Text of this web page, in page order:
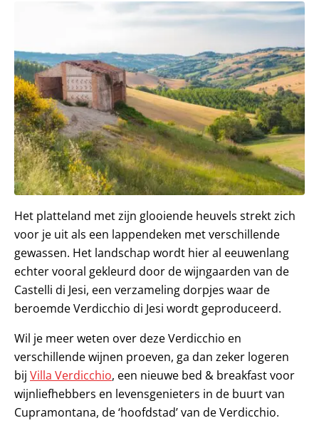
Het platteland met zijn glooiende heuvels strekt zich
voor je uit als een lappendeken met verschillende
gewassen. Het landschap wordt hier al eeuwenlang
echter vooral gekleurd door de wijngaarden van de
Castelli di Jesi, een verzameling dorpjes waar de
beroemde Verdicchio di Jesi wordt geproduceerd.
Wil je meer weten over deze Verdicchio en
verschillende wijnen proeven, ga dan zeker logeren
bij Villa Verdicchio, een nieuwe bed & breakfast voor
wijnliefhebbers en levensgenieters in de buurt van
Cupramontana, de ‘hoofdstad’ van de Verdicchio.